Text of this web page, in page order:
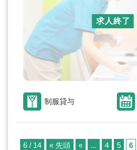
求人終了
制服貸与
6 / 14 « 先頭 « ... 4 5 6